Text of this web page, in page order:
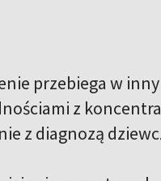
przebiega w inny
z
z diagnozą